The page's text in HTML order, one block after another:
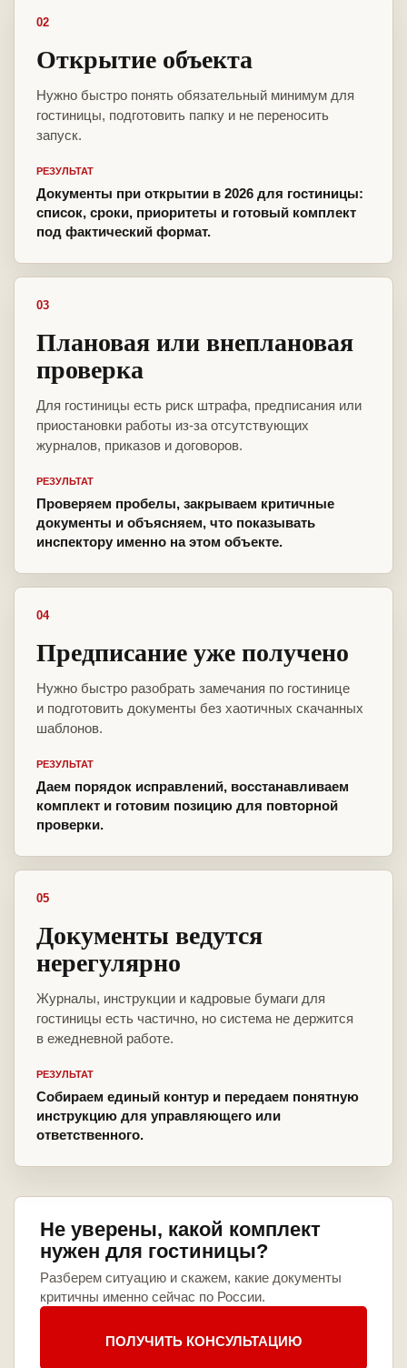
02
Открытие объекта
Нужно быстро понять обязательный минимум для
гостиницы, подготовить папку и не переносить
запуск.
РЕЗУЛЬТАТ
Документы при открытии в 2026 для гостиницы:
список, сроки, приоритеты и готовый комплект
под фактический формат.
03
Плановая или внеплановая
проверка
Для гостиницы есть риск штрафа, предписания или
приостановки работы из-за отсутствующих
журналов, приказов и договоров.
РЕЗУЛЬТАТ
Проверяем пробелы, закрываем критичные
документы и объясняем, что показывать
инспектору именно на этом объекте.
04
Предписание уже получено
Нужно быстро разобрать замечания по гостинице
и подготовить документы без хаотичных скачанных
шаблонов.
РЕЗУЛЬТАТ
Даем порядок исправлений, восстанавливаем
комплект и готовим позицию для повторной
проверки.
05
Документы ведутся
нерегулярно
Журналы, инструкции и кадровые бумаги для
гостиницы есть частично, но система не держится
в ежедневной работе.
РЕЗУЛЬТАТ
Собираем единый контур и передаем понятную
инструкцию для управляющего или
ответственного.
Не уверены, какой комплект
нужен для гостиницы?
Разберем ситуацию и скажем, какие документы
критичны именно сейчас по России.
ПОЛУЧИТЬ КОНСУЛЬТАЦИЮ